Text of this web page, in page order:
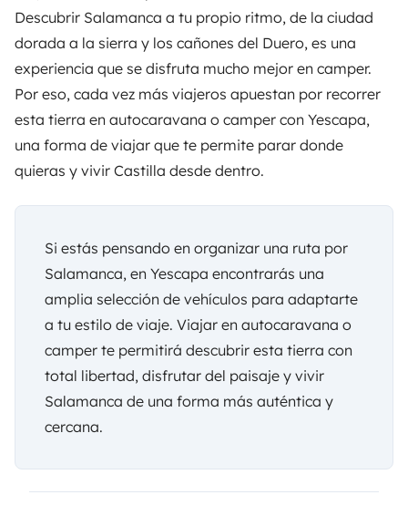
Descubrir Salamanca a tu propio ritmo, de la ciudad
dorada a la sierra y los cañones del Duero, es una
experiencia que se disfruta mucho mejor en camper.
Por eso, cada vez más viajeros apuestan por recorrer
esta tierra en autocaravana o camper con Yescapa,
una forma de viajar que te permite parar donde
quieras y vivir Castilla desde dentro.
Si estás pensando en organizar una ruta por
Salamanca, en Yescapa encontrarás una
amplia selección de vehículos para adaptarte
a tu estilo de viaje. Viajar en autocaravana o
camper te permitirá descubrir esta tierra con
total libertad, disfrutar del paisaje y vivir
Salamanca de una forma más auténtica y
cercana.